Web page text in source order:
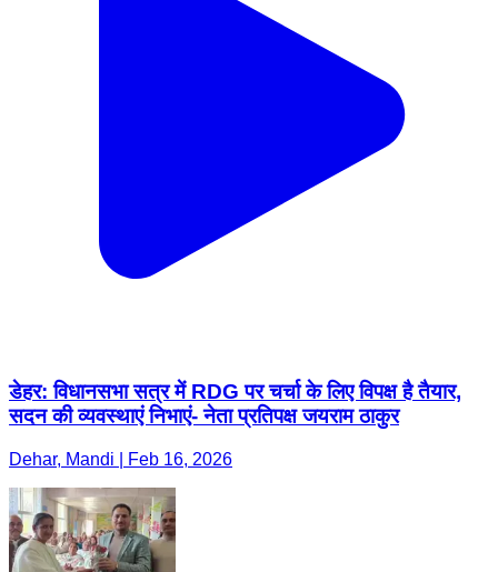
डेहर: विधानसभा सत्र में RDG पर चर्चा के लिए विपक्ष है तैयार,
सदन की व्यवस्थाएं निभाएं- नेता प्रतिपक्ष जयराम ठाकुर
Dehar, Mandi | Feb 16, 2026